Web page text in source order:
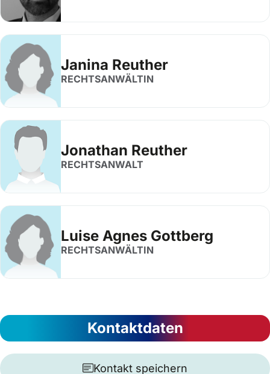
Janina Reuther
RECHTSANWÄLTIN
Jonathan Reuther
RECHTSANWALT
Luise Agnes Gottberg
RECHTSANWÄLTIN
Kontaktdaten
Kontakt speichern